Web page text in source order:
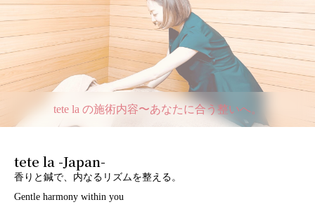
tete la の施術内容〜あなたに合う整いへ。
tete la -Japan-
香りと鍼で、内なるリズムを整える。
Gentle harmony within you